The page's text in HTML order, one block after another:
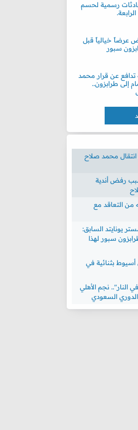
رسمية لحسم
عرضاً خيالياً قبل
سبور
تدافع عن قرار محمد
إلى طرابزون..
محمد صلاح
رفض أندية
التعاقد مع
يونايتد السابق:
سبور لهذا
أسيوط بثنائية في
النار".. نجم الأهلي
السعودي